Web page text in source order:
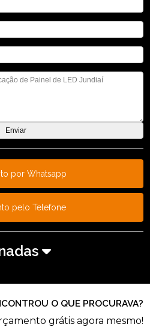
por Whatsapp
pelo Telefone
O QUE PROCURAVA?
grátis agora mesmo!